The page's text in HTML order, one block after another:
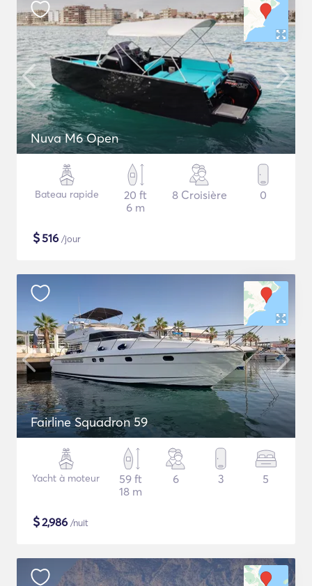
Nuva M6 Open
Bateau rapide
20 ft
6 m
8 Croisière 0
$516 /jour
Fairline Squadron 59
Yacht à moteur
59 ft
18 m
6 3 5
$2,986 /nuit